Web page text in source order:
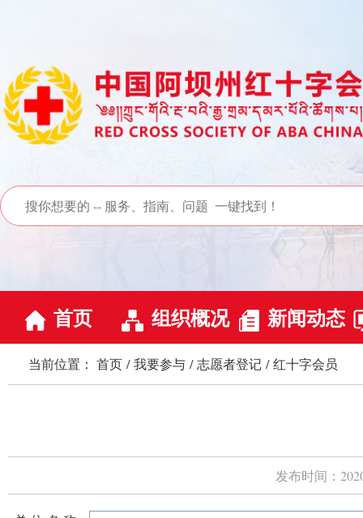
首页 组织概况 新闻动态
当前位置： 首页 /我要参与 /志愿者登记 /红十字会员
发布时间：